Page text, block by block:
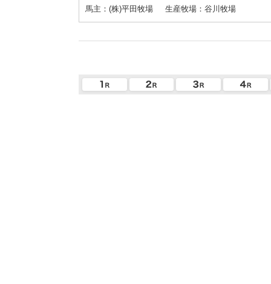
馬主：(株)平田牧場
生産牧場：谷川牧場